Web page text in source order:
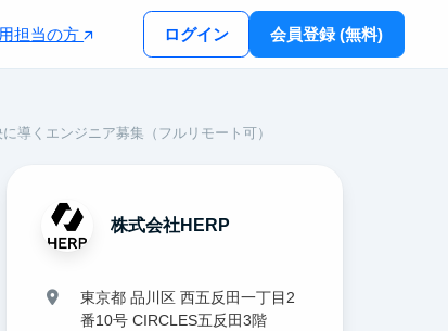
担当の方 ログイン 会員登録 (無料)
導くエンジニア募集（フルリモート可）
株式会社HERP
東京都 品川区 西五反田一丁目2
番10号 CIRCLES五反田3階